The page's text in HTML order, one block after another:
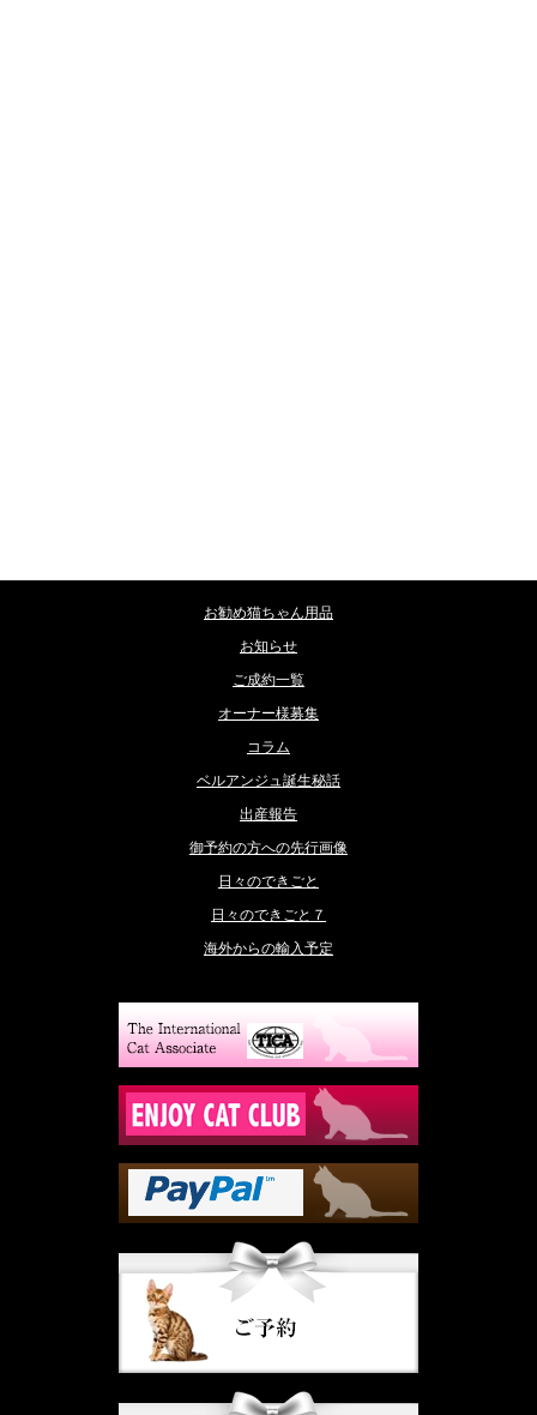
お勧め猫ちゃん用品
お知らせ
ご成約一覧
オーナー様募集
コラム
ベルアンジュ誕生秘話
出産報告
御予約の方への先行画像
日々のできごと
日々のできごと７
海外からの輸入予定